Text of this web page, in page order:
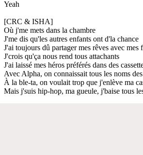
Yeah
[CRC & ISHA]
Où j'me mets dans la chambre
J'me dis qu'les autres enfants ont d'la chance
J'ai toujours dû partager mes rêves avec mes
J'crois qu'ça nous rend tous attachants
J'ai laissé mes héros préférés dans des
Avec Alpha, on connaissait tous les noms
À la ble-ta, on voulait trop que j'enlève ma
Mais j'suis hip-hop, ma gueule, j'baise tous